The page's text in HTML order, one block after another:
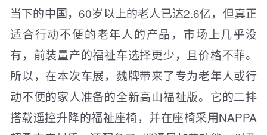
当下的中国，60岁以上的老人已达2.6亿，但真正
适合行动不便的老年人的产品，市场上几乎没
有，前装量产的福祉车选择更少，且价格不菲。
所以，在本次车展，魏牌带来了专为老年人或行
动不便的家人准备的全新高山福祉版。它的二排
搭载遥控升降的福祉座椅，并在座椅采用NAPPA